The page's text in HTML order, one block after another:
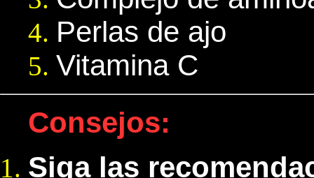
Perlas de ajo
Vitamina C
Consejos:
Siga las